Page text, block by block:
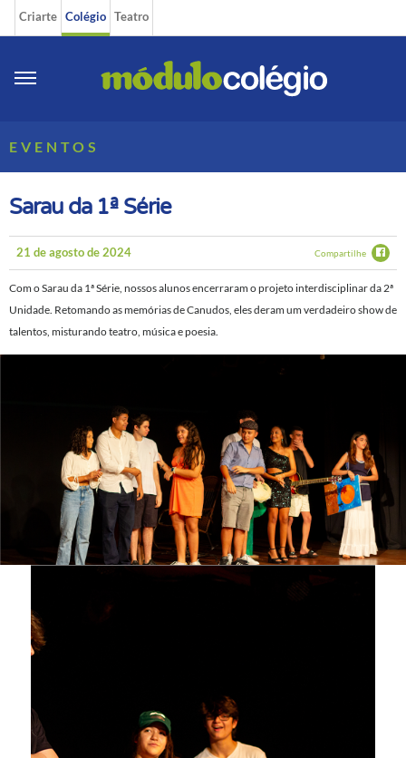
Criarte Colégio Teatro
EVENTOS
Sarau da 1ª Série
21 de agosto de 2024 Compartilhe
Com o Sarau da 1ª Série, nossos alunos encerraram o projeto interdisciplinar da 2ª
Unidade. Retomando as memórias de Canudos, eles deram um verdadeiro show de
talentos, misturando teatro, música e poesia.